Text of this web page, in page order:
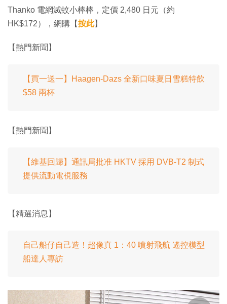
Thanko 電網滅蚊小棒棒，定價 2,480 日元（約
HK$172），網購【按此】
【熱門新聞】
【買一送一】Haagen-Dazs 全新口味夏日雪糕特飲
$58 兩杯
【熱門新聞】
【維基回歸】通訊局批准 HKTV 採用 DVB-T2 制式
提供流動電視服務
【精選消息】
自己船仔自己造！超像真 1：40 噴射飛航 遙控模型
船達人專訪